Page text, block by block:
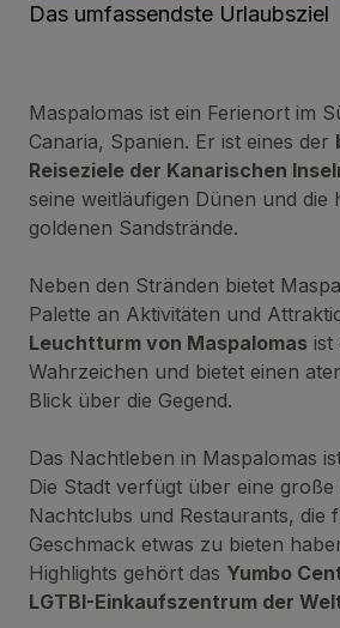
Das umfassendste Urlaubsziel
Maspalomas ist ein Ferienort im
Canaria, Spanien. Er ist eines der
Reiseziele der Kanarischen
seine weitläufigen Dünen und die
goldenen Sandstrände.
Neben den Stränden bietet
Palette an Aktivitäten und
Leuchtturm von Maspalomas ist
Wahrzeichen und bietet einen
Blick über die Gegend.
Das Nachtleben in Maspalomas
Die Stadt verfügt über eine
Nachtclubs und Restaurants, die
Geschmack etwas zu bieten
Highlights gehört das Yumbo
LGTBI-Einkaufszentrum der